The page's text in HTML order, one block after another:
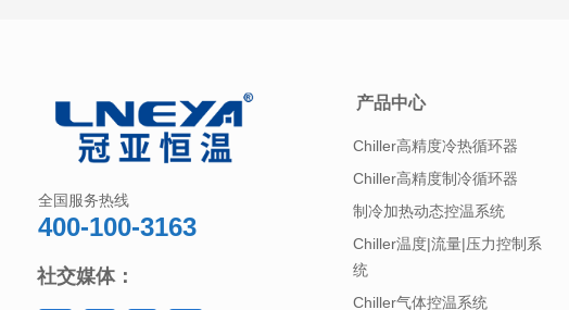
全国服务热线
400-100-3163
社交媒体：
产品中心
Chiller高精度冷热循环器
Chiller高精度制冷循环器
制冷加热动态控温系统
Chiller温度|流量|压力控制系
统
Chiller气体控温系统